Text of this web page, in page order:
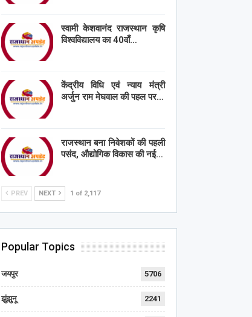
स्वामी केशवानंद राजस्थान कृषि
विश्वविद्यालय का 40वाँ…
केंद्रीय विधि एवं न्याय मंत्री
अर्जुन राम मेघवाल की पहल पर…
राजस्थान बना निवेशकों की पहली
पसंद, औद्योगिक विकास की नई…
PREV NEXT 1 of 2,117
Popular Topics
जयपुर 5706
झुंझुनू 2241